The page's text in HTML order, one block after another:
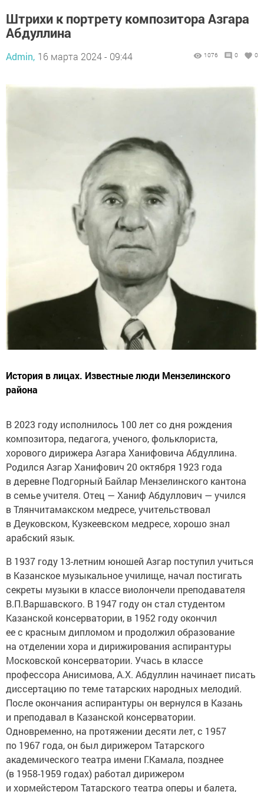
Штрихи к портрету композитора Азгара
Абдуллина
Admin, 16 марта 2024 - 09:44 1076 0 0
История в лицах. Известные люди Мензелинского
района
В 2023 году исполнилось 100 лет со дня рождения
композитора, педагога, ученого, фольклориста,
хорового дирижера Азгара Ханифовича Абдуллина.
Родился Азгар Ханифович 20 октября 1923 года
в деревне Подгорный Байлар Мензелинского кантона
в семье учителя. Отец — Ханиф Абдуллович — учился
в Тлянчитамакском медресе, учительствовал
в Деуковском, Кузкеевском медресе, хорошо знал
арабский язык.
В 1937 году 13-летним юношей Азгар поступил учиться
в Казанское музыкальное училище, начал постигать
секреты музыки в классе виолончели преподавателя
В.П.Варшавского. В 1947 году он стал студентом
Казанской консерватории, в 1952 году окончил
ее с красным дипломом и продолжил образование
на отделении хора и дирижирования аспирантуры
Московской консерватории. Учась в классе
профессора Анисимова, А.Х. Абдуллин начинает писать
диссертацию по теме татарских народных мелодий.
После окончания аспирантуры он вернулся в Казань
и преподавал в Казанской консерватории.
Одновременно, на протяжении десяти лет, с 1957
по 1967 года, он был дирижером Татарского
академического театра имени Г.Камала, позднее
(в 1958-1959 годах) работал дирижером
и хормейстером Татарского театра оперы и балета,